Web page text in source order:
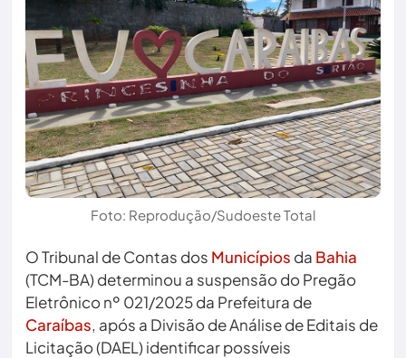
Foto: Reprodução/Sudoeste Total
O Tribunal de Contas dos Municípios da Bahia
(TCM-BA) determinou a suspensão do Pregão
Eletrônico nº 021/2025 da Prefeitura de
Caraíbas, após a Divisão de Análise de Editais de
Licitação (DAEL) identificar possíveis